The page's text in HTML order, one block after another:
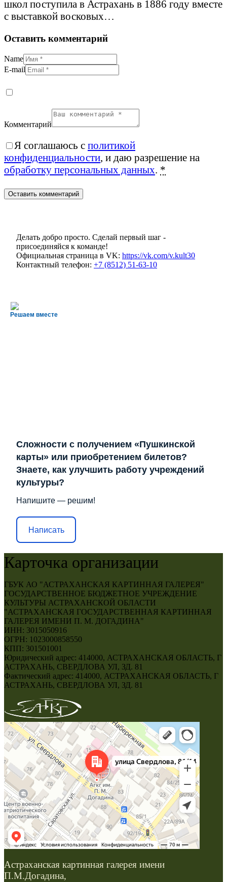
школ поступила в Астрахань в 1886 году вместе
с выставкой восковых…
Оставить комментарий
Name
E-mail
Комментарий
Я соглашаюсь с политикой
конфиденциальности, и даю разрешение на
обработку персональных данных. *
Делать добро просто. Сделай первый шаг -
присоединяйся к команде!
Официальная страница в VK: https://vk.com/v.kult30
Контактный телефон: +7 (8512) 51-63-10
Решаем вместе
Сложности с получением «Пушкинской
карты» или приобретением билетов?
Знаете, как улучшить работу учреждений
культуры?
Напишите — решим!
Написать
Карточка организации
ГБУК АО "АСТРАХАНСКАЯ КАРТИННАЯ ГАЛЕРЕЯ"
ГОСУДАРСТВЕННОЕ БЮДЖЕТНОЕ УЧРЕЖДЕНИЕ
КУЛЬТУРЫ АСТРАХАНСКОЙ ОБЛАСТИ
"АСТРАХАНСКАЯ ГОСУДАРСТВЕННАЯ КАРТИННАЯ
ГАЛЕРЕЯ ИМЕНИ П. М. ДОГАДИНА"
ИНН: 3015050916
ОГРН: 1023000858550
КПП: 301501001
Юридический адрес: 414000, АСТРАХАНСКАЯ ОБЛАСТЬ, Г
АСТРАХАНЬ, СВЕРДЛОВА УЛ, ЗД. 81
Фактический адрес: 414000, АСТРАХАНСКАЯ ОБЛАСТЬ, Г
АСТРАХАНЬ, СВЕРДЛОВА УЛ, ЗД. 81
Астраханская картинная галерея имени
П.М.Догадина,